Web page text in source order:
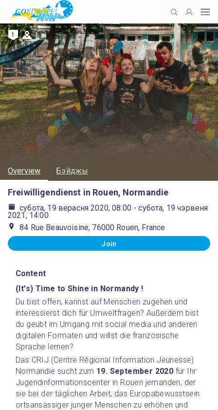
1
Overview Бэйджы
Freiwilligendienst in Rouen, Normandie
субота, 19 верасня 2020, 08:00- субота, 19 чэрвеня
2021, 14:00
84 Rue Beauvoisine, 76000 Rouen, France
Join
Content
(It's) Time to Shine in Normandy !
Du bist offen, kannst auf Menschen zugehen und
interessierst dich für Umweltfragen? Außerdem bist
du geübt im Umgang mit social media und anderen
digitalen Formaten und willst die französische
Sprache lernen?
Das CRIJ (Centre Régional Information Jeunesse)
Normandie sucht zum 19. September 2020 für Ihr
Jugendinformationscenter in Rouen jemanden, der
sie bei der täglichen Arbeit, das Europabewusstsein
ortsansässiger junger Menschen zu erhöhen und